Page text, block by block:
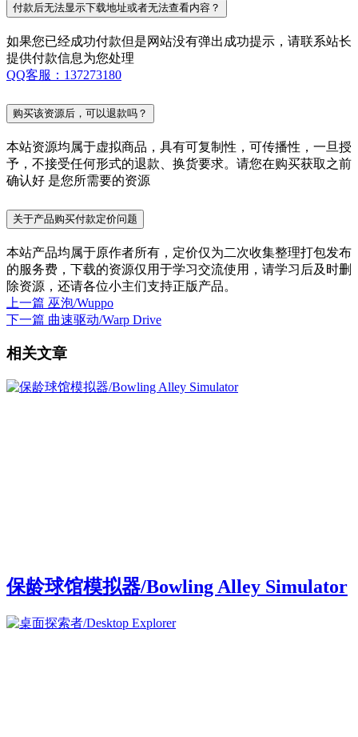
付款后无法显示下载地址或者无法查看内容？
如果您已经成功付款但是网站没有弹出成功提示，请联系站长
提供付款信息为您处理
QQ客服：137273180
购买该资源后，可以退款吗？
本站资源均属于虚拟商品，具有可复制性，可传播性，一旦授
予，不接受任何形式的退款、换货要求。请您在购买获取之前
确认好 是您所需要的资源
关于产品购买付款定价问题
本站产品均属于原作者所有，定价仅为二次收集整理打包发布
的服务费，下载的资源仅用于学习交流使用，请学习后及时删
除资源，还请各位小主们支持正版产品。
上一篇 巫泡/Wuppo
下一篇 曲速驱动/Warp Drive
相关文章
保龄球馆模拟器/Bowling Alley Simulator